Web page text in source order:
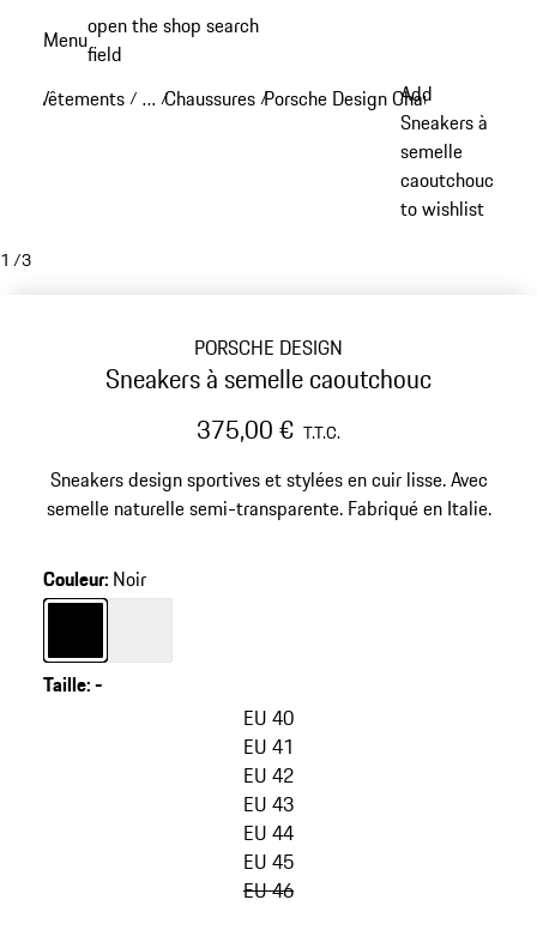
principal
Menuopen the shop search
field
Vêtements / …
Reveal collapsed breadcrumb items
/Chaussures /Porsche Design Chaussures
Add
Sneakers à
semelle
caoutchouc
to wishlist
1 /3
PORSCHE DESIGN
Sneakers à semelle caoutchouc
375,00 € T.T.C.
Sneakers design sportives et stylées en cuir lisse. Avec
semelle naturelle semi-transparente. Fabriqué en Italie.
Couleur: Noir
CouleurCouleur
Taille:-
EU 40
EU 41
EU 42
EU 43
EU 44
EU 45
EU 46